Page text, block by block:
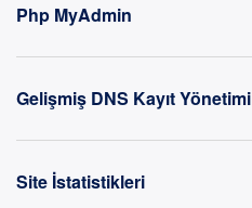
Php MyAdmin
Gelişmiş DNS Kayıt Yönetimi
Site İstatistikleri